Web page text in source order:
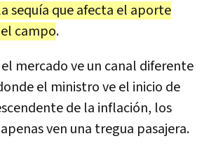
sequía que afecta el aporte
campo.
mercado ve un canal diferente
el ministro ve el inicio de
de la inflación, los
ven una tregua pasajera.